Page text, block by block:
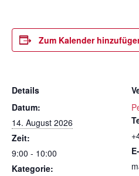
Zum Kalender
Details
Datum:
14. August 2026
Zeit:
9:00 - 10:00
Kategorie: